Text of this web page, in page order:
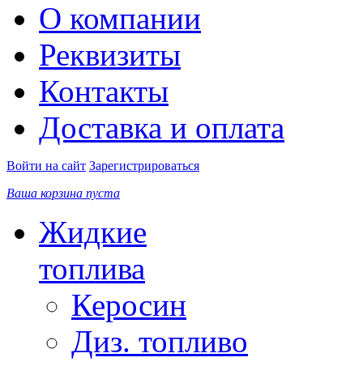
О компании
Реквизиты
Контакты
Доставка и оплата
Войти на сайт Зарегистрироваться
Ваша корзина пуста
Жидкие
топлива
Керосин
Диз. топливо